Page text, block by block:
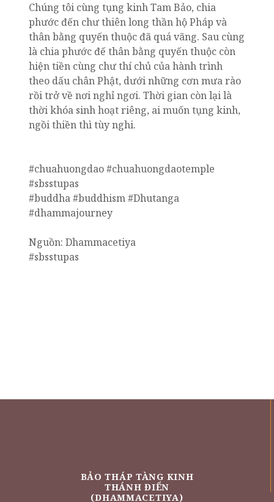
Chúng tôi cùng tụng kinh Tam Bảo, chia
phước đến chư thiên long thần hộ Pháp và
thân bằng quyến thuộc đã quá vãng. Sau cùng
là chia phước đế thân bằng quyến thuộc còn
hiện tiền cùng chư thí chủ của hành trình
theo dấu chân Phật, dưới những cơn mưa rào
rồi trở về nơi nghỉ ngơi. Thời gian còn lại là
thời khóa sinh hoạt riêng, ai muốn tụng kinh,
ngồi thiền thì tùy nghi.
#chuahuongdao #chuahuongdaotemple
#sbsstupas
#buddha #buddhism #Dhutanga
#dhammajourney
Nguồn: Dhammacetiya
#sbsstupas
BẢO THÁP TÀNG KINH
THÁNH ĐIỂN
(DHAMMACETIYA)